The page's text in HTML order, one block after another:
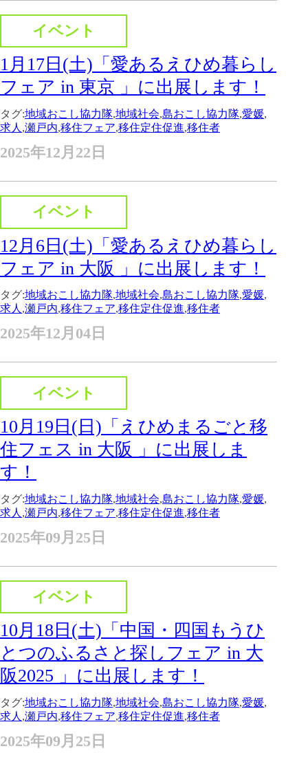
イベント
1月17日(土)「愛あるえひめ暮らし
フェア in 東京 」に出展します！
タグ:地域おこし協力隊,地域社会,島おこし協力隊,愛媛,
求人 ,瀬戸内,移住フェア,移住定住促進,移住者
2025年12月22日
イベント
12月6日(土)「愛あるえひめ暮らし
フェア in 大阪 」に出展します！
タグ:地域おこし協力隊,地域社会,島おこし協力隊,愛媛,
求人 ,瀬戸内,移住フェア,移住定住促進,移住者
2025年12月04日
イベント
10月19日(日)「えひめまるごと移
住フェス in 大阪 」に出展しま
す！
タグ:地域おこし協力隊,地域社会,島おこし協力隊,愛媛,
求人 ,瀬戸内,移住フェア,移住定住促進,移住者
2025年09月25日
イベント
10月18日(土)「中国・四国もうひ
とつのふるさと探しフェア in 大
阪2025 」に出展します！
タグ:地域おこし協力隊,地域社会,島おこし協力隊,愛媛,
求人 ,瀬戸内,移住フェア,移住定住促進,移住者
2025年09月25日